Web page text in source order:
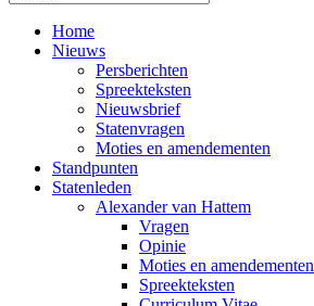
Home
Nieuws
Persberichten
Spreekteksten
Nieuwsbrief
Statenvragen
Moties en amendementen
Standpunten
Statenleden
Alexander van Hattem
Vragen
Opinie
Moties en amendementen
Spreekteksten